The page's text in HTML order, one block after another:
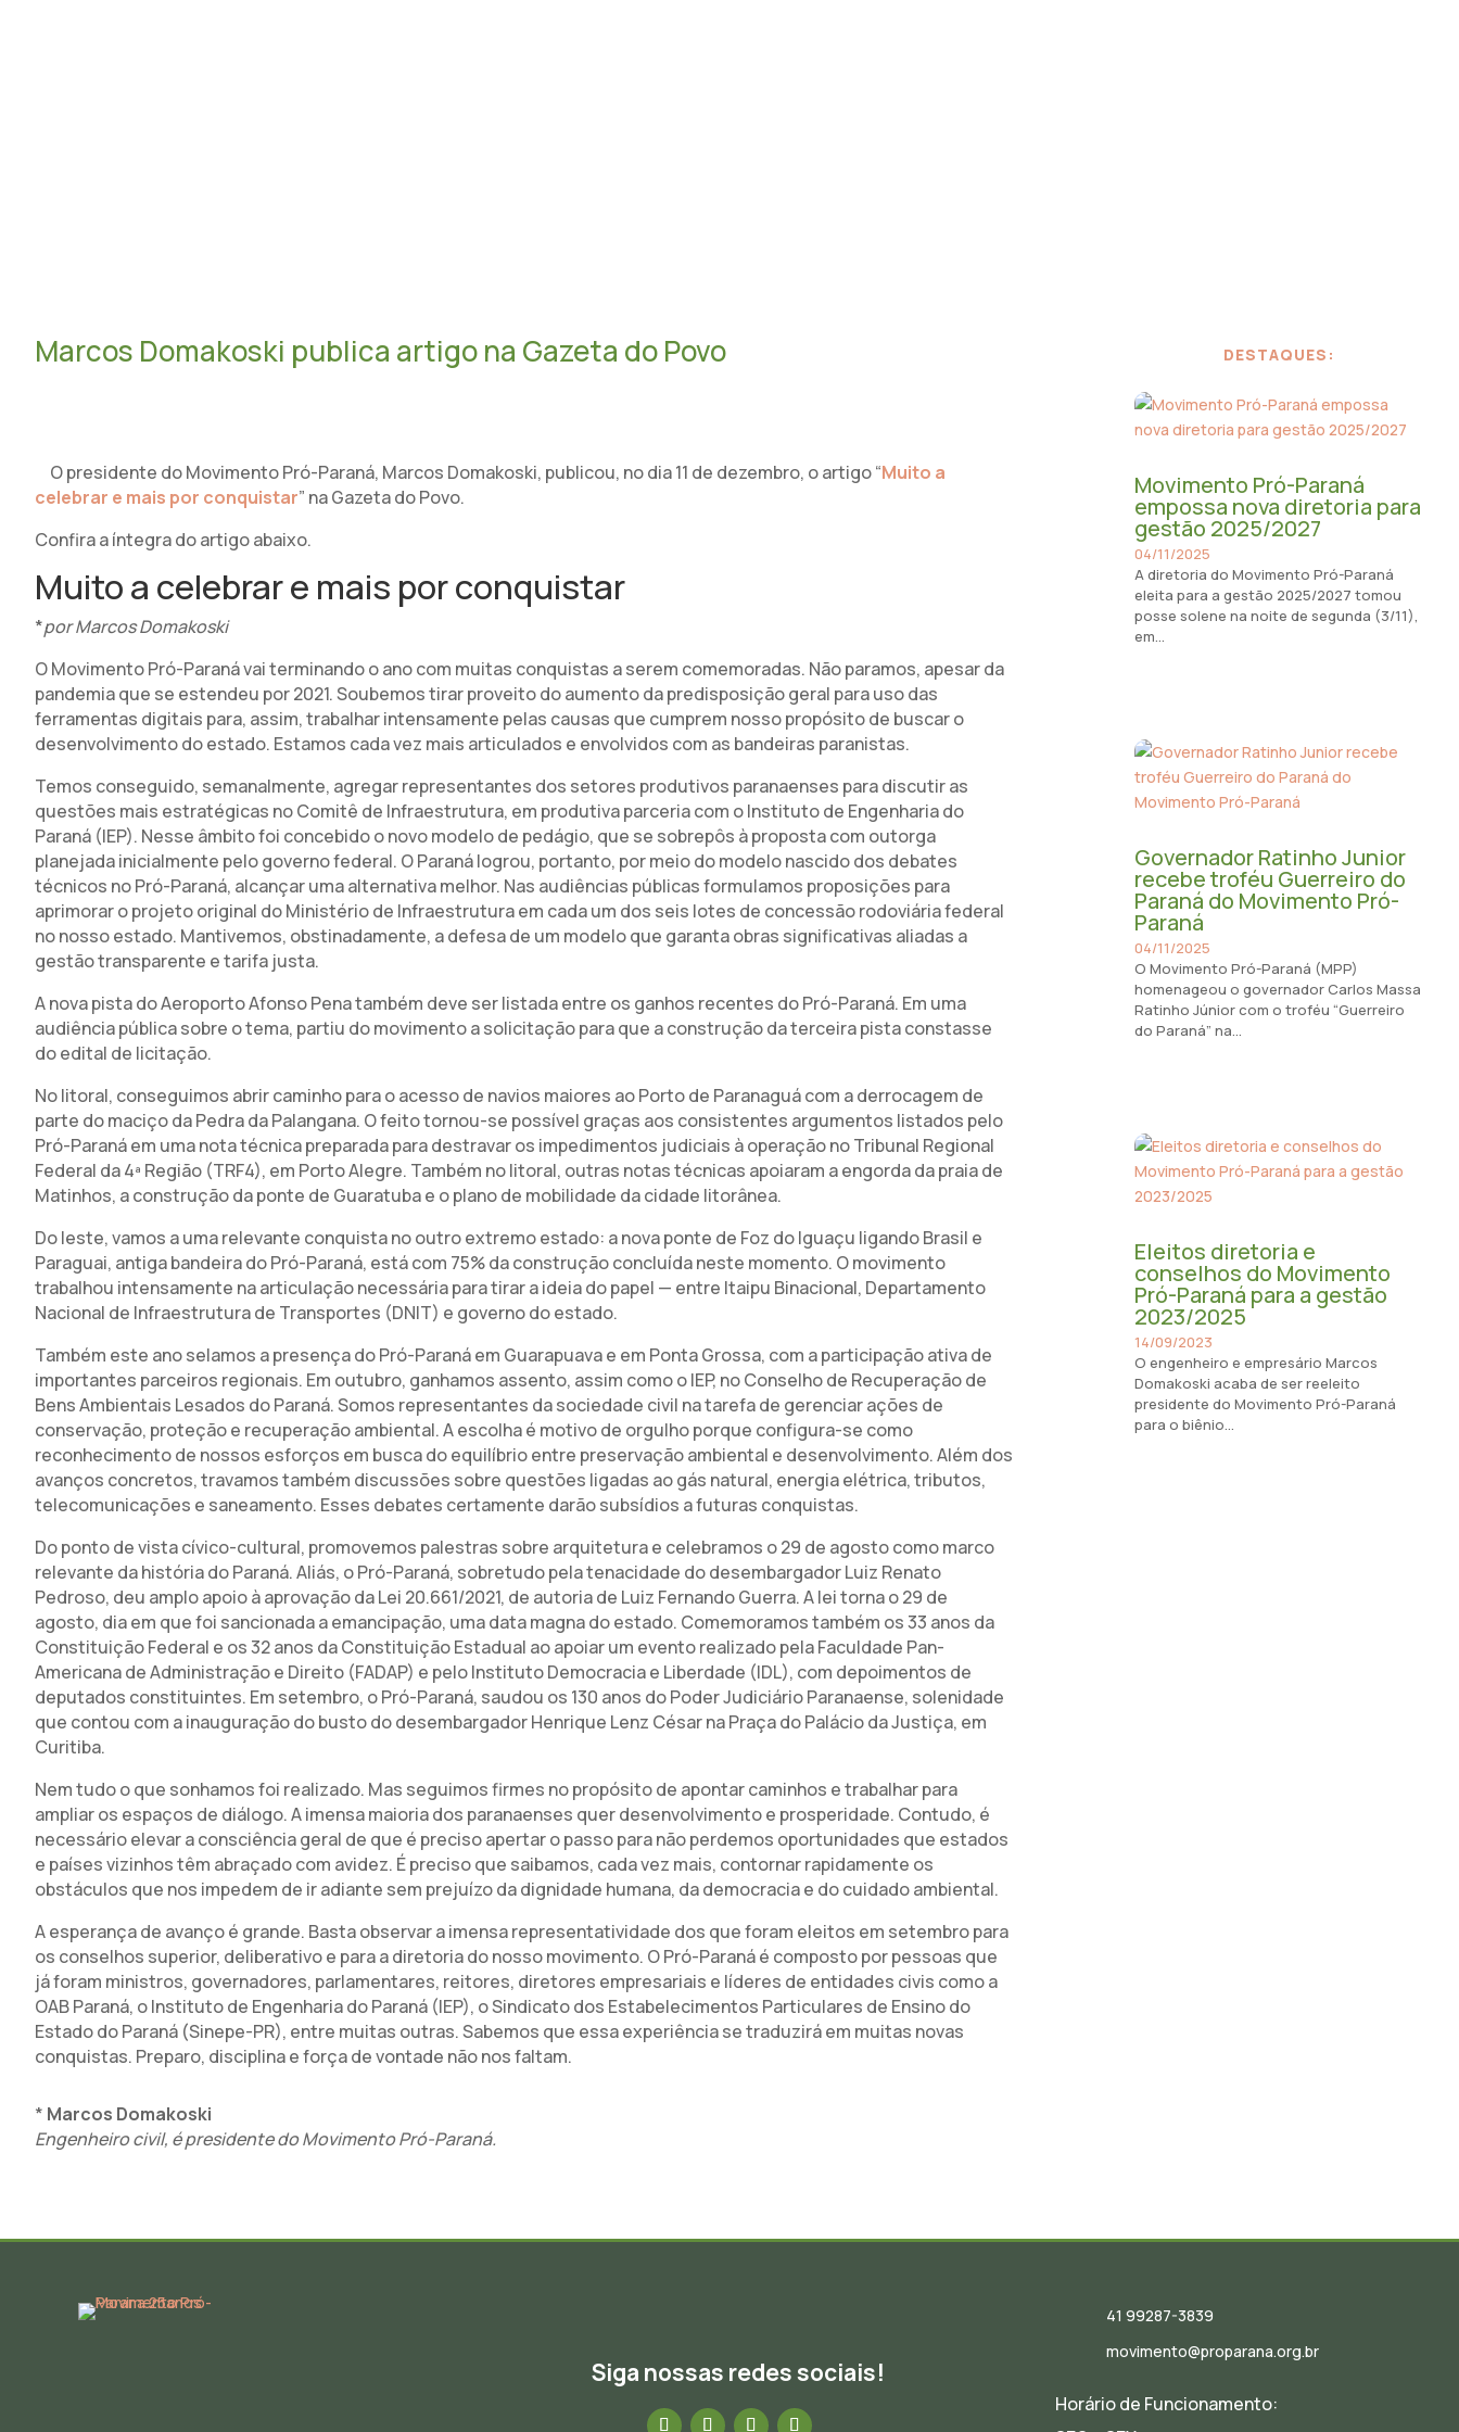
Marcos Domakoski publica artigo na Gazeta do Povo
O presidente do Movimento Pró-Paraná, Marcos Domakoski, publicou, no dia 11 de dezembro, o artigo “Muito a
celebrar e mais por conquistar” na Gazeta do Povo.
Confira a íntegra do artigo abaixo.
Muito a celebrar e mais por conquistar
*por Marcos Domakoski
O Movimento Pró-Paraná vai terminando o ano com muitas conquistas a serem comemoradas. Não paramos, apesar da
pandemia que se estendeu por 2021. Soubemos tirar proveito do aumento da predisposição geral para uso das
ferramentas digitais para, assim, trabalhar intensamente pelas causas que cumprem nosso propósito de buscar o
desenvolvimento do estado. Estamos cada vez mais articulados e envolvidos com as bandeiras paranistas.
Temos conseguido, semanalmente, agregar representantes dos setores produtivos paranaenses para discutir as
questões mais estratégicas no Comitê de Infraestrutura, em produtiva parceria com o Instituto de Engenharia do
Paraná (IEP). Nesse âmbito foi concebido o novo modelo de pedágio, que se sobrepôs à proposta com outorga
planejada inicialmente pelo governo federal. O Paraná logrou, portanto, por meio do modelo nascido dos debates
técnicos no Pró-Paraná, alcançar uma alternativa melhor. Nas audiências públicas formulamos proposições para
aprimorar o projeto original do Ministério de Infraestrutura em cada um dos seis lotes de concessão rodoviária federal
no nosso estado. Mantivemos, obstinadamente, a defesa de um modelo que garanta obras significativas aliadas a
gestão transparente e tarifa justa.
A nova pista do Aeroporto Afonso Pena também deve ser listada entre os ganhos recentes do Pró-Paraná. Em uma
audiência pública sobre o tema, partiu do movimento a solicitação para que a construção da terceira pista constasse
do edital de licitação.
No litoral, conseguimos abrir caminho para o acesso de navios maiores ao Porto de Paranaguá com a derrocagem de
parte do maciço da Pedra da Palangana. O feito tornou-se possível graças aos consistentes argumentos listados pelo
Pró-Paraná em uma nota técnica preparada para destravar os impedimentos judiciais à operação no Tribunal Regional
Federal da 4ª Região (TRF4), em Porto Alegre. Também no litoral, outras notas técnicas apoiaram a engorda da praia de
Matinhos, a construção da ponte de Guaratuba e o plano de mobilidade da cidade litorânea.
Do leste, vamos a uma relevante conquista no outro extremo estado: a nova ponte de Foz do Iguaçu ligando Brasil e
Paraguai, antiga bandeira do Pró-Paraná, está com 75% da construção concluída neste momento. O movimento
trabalhou intensamente na articulação necessária para tirar a ideia do papel — entre Itaipu Binacional, Departamento
Nacional de Infraestrutura de Transportes (DNIT) e governo do estado.
Também este ano selamos a presença do Pró-Paraná em Guarapuava e em Ponta Grossa, com a participação ativa de
importantes parceiros regionais. Em outubro, ganhamos assento, assim como o IEP, no Conselho de Recuperação de
Bens Ambientais Lesados do Paraná. Somos representantes da sociedade civil na tarefa de gerenciar ações de
conservação, proteção e recuperação ambiental. A escolha é motivo de orgulho porque configura-se como
reconhecimento de nossos esforços em busca do equilíbrio entre preservação ambiental e desenvolvimento. Além dos
avanços concretos, travamos também discussões sobre questões ligadas ao gás natural, energia elétrica, tributos,
telecomunicações e saneamento. Esses debates certamente darão subsídios a futuras conquistas.
Do ponto de vista cívico-cultural, promovemos palestras sobre arquitetura e celebramos o 29 de agosto como marco
relevante da história do Paraná. Aliás, o Pró-Paraná, sobretudo pela tenacidade do desembargador Luiz Renato
Pedroso, deu amplo apoio à aprovação da Lei 20.661/2021, de autoria de Luiz Fernando Guerra. A lei torna o 29 de
agosto, dia em que foi sancionada a emancipação, uma data magna do estado. Comemoramos também os 33 anos da
Constituição Federal e os 32 anos da Constituição Estadual ao apoiar um evento realizado pela Faculdade Pan-
Americana de Administração e Direito (FADAP) e pelo Instituto Democracia e Liberdade (IDL), com depoimentos de
deputados constituintes. Em setembro, o Pró-Paraná, saudou os 130 anos do Poder Judiciário Paranaense, solenidade
que contou com a inauguração do busto do desembargador Henrique Lenz César na Praça do Palácio da Justiça, em
Curitiba.
Nem tudo o que sonhamos foi realizado. Mas seguimos firmes no propósito de apontar caminhos e trabalhar para
ampliar os espaços de diálogo. A imensa maioria dos paranaenses quer desenvolvimento e prosperidade. Contudo, é
necessário elevar a consciência geral de que é preciso apertar o passo para não perdemos oportunidades que estados
e países vizinhos têm abraçado com avidez. É preciso que saibamos, cada vez mais, contornar rapidamente os
obstáculos que nos impedem de ir adiante sem prejuízo da dignidade humana, da democracia e do cuidado ambiental.
A esperança de avanço é grande. Basta observar a imensa representatividade dos que foram eleitos em setembro para
os conselhos superior, deliberativo e para a diretoria do nosso movimento. O Pró-Paraná é composto por pessoas que
já foram ministros, governadores, parlamentares, reitores, diretores empresariais e líderes de entidades civis como a
OAB Paraná, o Instituto de Engenharia do Paraná (IEP), o Sindicato dos Estabelecimentos Particulares de Ensino do
Estado do Paraná (Sinepe-PR), entre muitas outras. Sabemos que essa experiência se traduzirá em muitas novas
conquistas. Preparo, disciplina e força de vontade não nos faltam.
* Marcos Domakoski
Engenheiro civil, é presidente do Movimento Pró-Paraná.
DESTAQUES:
Movimento Pró-Paraná
empossa nova diretoria para
gestão 2025/2027
04/11/2025
A diretoria do Movimento Pró-Paraná
eleita para a gestão 2025/2027 tomou
posse solene na noite de segunda (3/11),
em...
Governador Ratinho Junior
recebe troféu Guerreiro do
Paraná do Movimento Pró-
Paraná
04/11/2025
O Movimento Pró-Paraná (MPP)
homenageou o governador Carlos Massa
Ratinho Júnior com o troféu “Guerreiro
do Paraná” na...
Eleitos diretoria e
conselhos do Movimento
Pró-Paraná para a gestão
2023/2025
14/09/2023
O engenheiro e empresário Marcos
Domakoski acaba de ser reeleito
presidente do Movimento Pró-Paraná
para o biênio...
Siga nossas redes sociais!
41 99287-3839
movimento@proparana.org.br
Horário de Funcionamento: